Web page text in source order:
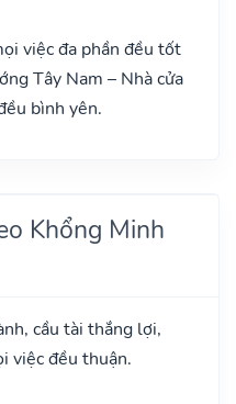
việc đa phần đều tốt
Tây Nam – Nhà cửa
bình yên.
Khổng Minh
cầu tài thắng lợi,
việc đều thuận.